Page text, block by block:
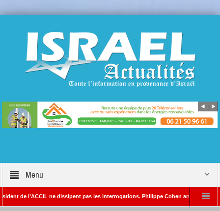
Menu
l’ACCIL ne dissipent pas les interrogations. Philippe Cohen annonce se